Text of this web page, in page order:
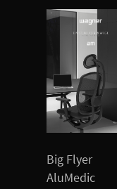
Big Flyer
AluMedic